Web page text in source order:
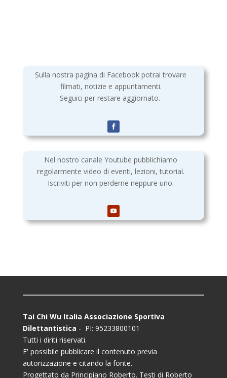
Sulla nostra pagina di Facebook potrai trovare
filmati, notizie e appuntamenti.
Seguici per restare aggiornato.
Nel nostro canale Youtube pubblichiamo
regolarmente video di eventi, lezioni, tutorial.
Iscriviti per non perderne neppure uno.
Tai Chi Wu Italia Associazione Sportiva
Dilettantistica - PI: 95233800101
Tutti i diriti riservati.
E' possibile pubblicare il contenuto previa
autorizzazione e citando la fonte.
Progettato da Principiano Roberto. Testi di Roberto